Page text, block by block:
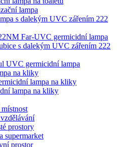
lampa
s dalekým UVC zářením 222
Far-UVC germicidní lampa
s dalekým UVC zářením 222
UVC germicidní lampa
na kliky
lampa na kliky
lampa na kliky
prostory
supermarket
prostor